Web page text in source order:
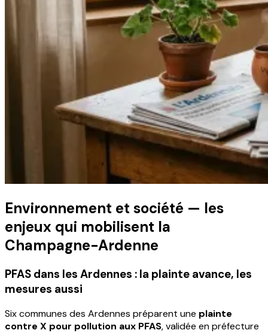
Environnement et société — les
enjeux qui mobilisent la
Champagne-Ardenne
PFAS dans les Ardennes : la plainte avance, les
mesures aussi
Six communes des Ardennes préparent une plainte
contre X pour pollution aux PFAS, validée en préfecture